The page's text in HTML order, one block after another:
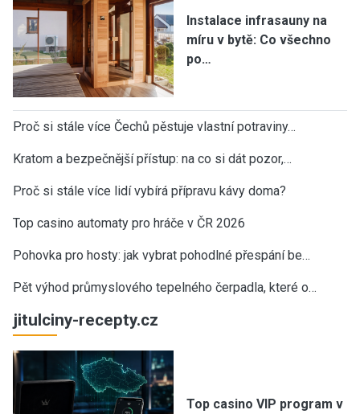
Instalace infrasauny na
míru v bytě: Co všechno
po…
Proč si stále více Čechů pěstuje vlastní potraviny…
Kratom a bezpečnější přístup: na co si dát pozor,…
Proč si stále více lidí vybírá přípravu kávy doma?
Top casino automaty pro hráče v ČR 2026
Pohovka pro hosty: jak vybrat pohodlné přespání be…
Pět výhod průmyslového tepelného čerpadla, které o…
jitulciny-recepty.cz
Top casino VIP program v